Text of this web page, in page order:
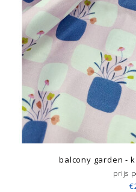
balcony garden -
prijs